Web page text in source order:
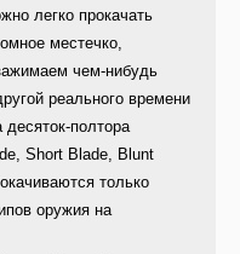
легко прокачать
местечко,
чем-нибудь
реального времени
десяток-полтора
Short Blade, Blunt
только
оружия на